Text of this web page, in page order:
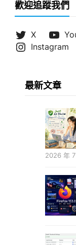
歡迎追蹤我們
X
Instagram
最新文章
2026 年